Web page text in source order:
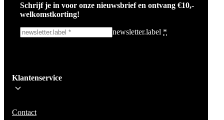
Schrijf je in voor onze nieuwsbrief en ontvang €10,-
welkomstkorting!
newsletter.label *
Wees op de hoogte voor het laatste nieuws, campagnes en acties. We
mail niet delen en geen spam verzenden.
Klantenservice
Contact